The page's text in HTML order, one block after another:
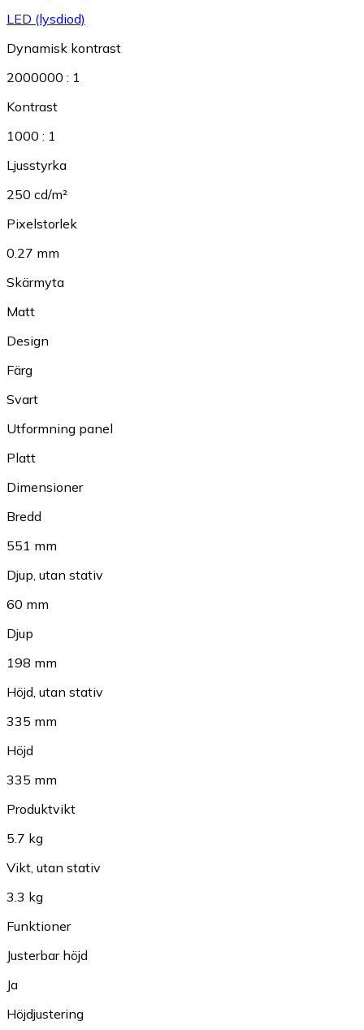
LED (lysdiod)
Dynamisk kontrast
2000000 : 1
Kontrast
1000 : 1
Ljusstyrka
250 cd/m²
Pixelstorlek
0.27 mm
Skärmyta
Matt
Design
Färg
Svart
Utformning panel
Platt
Dimensioner
Bredd
551 mm
Djup, utan stativ
60 mm
Djup
198 mm
Höjd, utan stativ
335 mm
Höjd
335 mm
Produktvikt
5.7 kg
Vikt, utan stativ
3.3 kg
Funktioner
Justerbar höjd
Ja
Höjdjustering